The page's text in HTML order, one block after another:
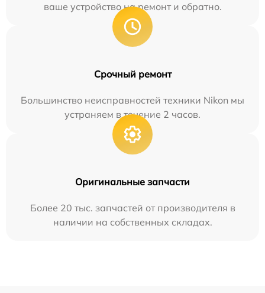
ваше устройство на ремонт и обратно.
Срочный ремонт
Большинство неисправностей техники Nikon мы
устраняем в течение 2 часов.
Оригинальные запчасти
Более 20 тыс. запчастей от производителя в
наличии на собственных складах.